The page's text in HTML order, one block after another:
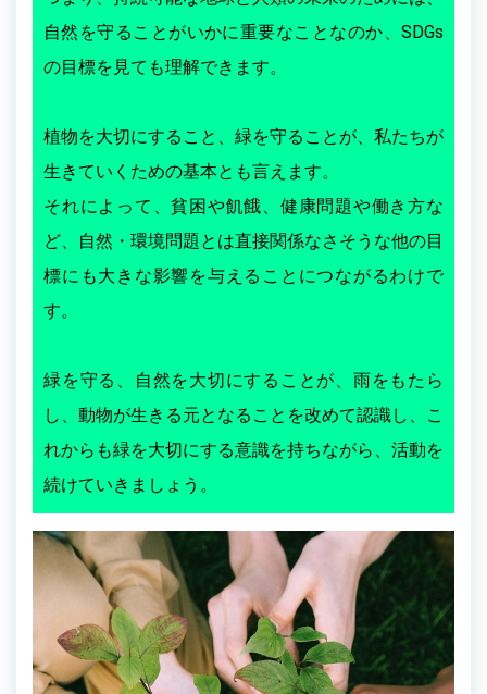
自然を守ることがいかに重要なことなのか、SDGs
の目標を見ても理解できます。
植物を大切にすること、緑を守ることが、私たちが
生きていくための基本とも言えます。
それによって、貧困や飢餓、健康問題や働き方な
ど、自然・環境問題とは直接関係なさそうな他の目
標にも大きな影響を与えることにつながるわけで
す。
緑を守る、自然を大切にすることが、雨をもたら
し、動物が生きる元となることを改めて認識し、こ
れからも緑を大切にする意識を持ちながら、活動を
続けていきましょう。